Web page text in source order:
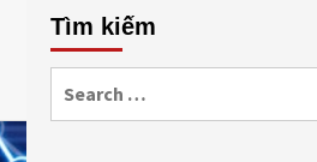
Tìm kiếm